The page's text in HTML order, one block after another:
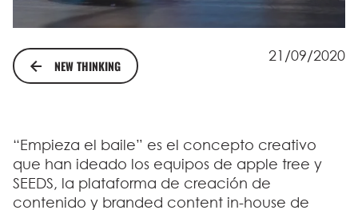
NEW THINKING
21/09/2020
“Empieza el baile” es el concepto creativo
que han ideado los equipos de apple tree y
SEEDS, la plataforma de creación de
contenido y branded content in-house de